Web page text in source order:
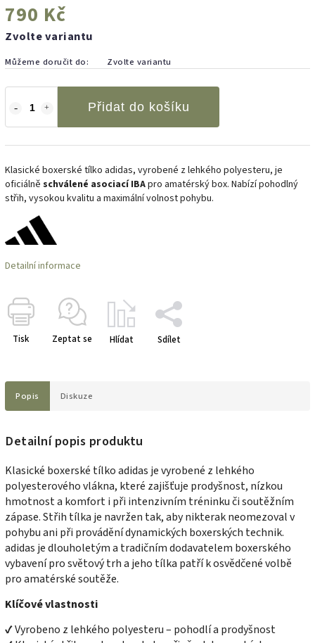
790 Kč
Zvolte variantu
Můžeme doručit do: Zvolte variantu
Přidat do košíku
Klasické boxerské tílko adidas, vyrobené z lehkého polyesteru, je
oficiálně schválené asociací IBApro amatérský box. Nabízí pohodlný
střih, vysokou kvalitu a maximální volnost pohybu.
Detailní informace
Tisk Zeptat se Hlídat Sdílet
Popis Diskuze
Detailní popis produktu
Klasické boxerské tílko adidas je vyrobené z lehkého
polyesterového vlákna, které zajišťuje prodyšnost, nízkou
hmotnost a komfort i při intenzivním tréninku či soutěžním
zápase. Střih tílka je navržen tak, aby nikterak neomezoval v
pohybu ani při provádění dynamických boxerských technik.
adidas je dlouholetým a tradičním dodavatelem boxerského
vybavení pro světový trh a jeho tílka patří k osvědčené volbě
pro amatérské soutěže.
Klíčové vlastnosti
✔ Vyrobeno z lehkého polyesteru – pohodlí a prodyšnost